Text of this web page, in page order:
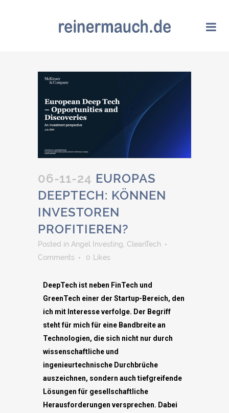
06-11-24 EUROPAS
DEEPTECH: KÖNNEN
INVESTOREN
PROFITIEREN?
Posted in Angel Investing CleanTech
Comments
0 Likes
DeepTech ist neben FinTech und
GreenTech einer der Startup-Bereich, den
ich mit Interesse verfolge. Der Begriff
steht für mich für eine Bandbreite an
Technologien, die sich nicht nur durch
wissenschaftliche und
ingenieurtechnische Durchbrüche
auszeichnen, sondern auch tiefgreifende
Lösungen für gesellschaftliche
Herausforderungen versprechen. Dabei